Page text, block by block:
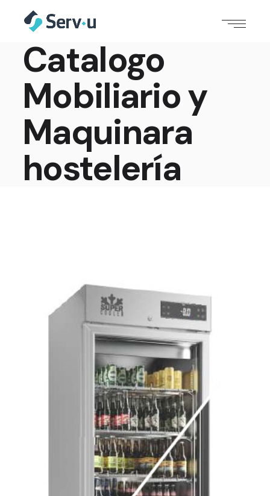
Catalogo
Mobiliario y
Maquinara
hostelería